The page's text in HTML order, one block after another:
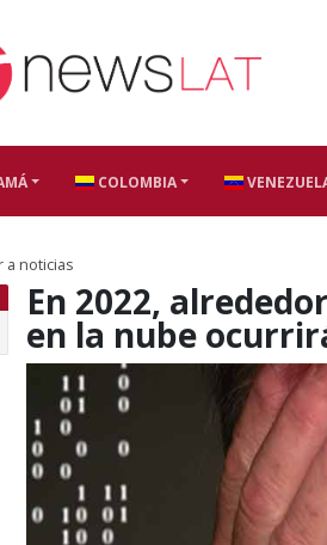
COLOMBIA
a noticias
En 2022,
en la nube